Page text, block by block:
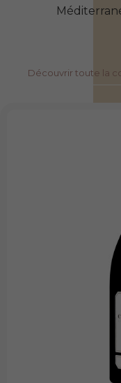
Découvrir toute la